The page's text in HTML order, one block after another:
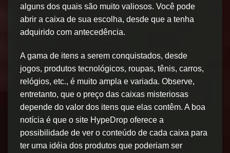
alguns dos quais são muito valiosos. Você pode
abrir a caixa de sua escolha, desde que a tenha
adquirido com antecedência.
A gama de itens a serem conquistados, desde
jogos, produtos tecnológicos, roupas, tênis, carros,
relógios, etc., é muito ampla e variada. Observe,
entretanto, que o preço das caixas misteriosas
depende do valor dos itens que elas contêm. A boa
notícia é que o site HypeDrop oferece a
possibilidade de ver o conteúdo de cada caixa para
ter uma idéia dos produtos que poderiam ser